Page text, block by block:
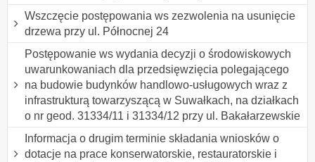
Wszczęcie postępowania ws zezwolenia na usunięcie
drzewa przy ul. Północnej 24
Postępowanie ws wydania decyzji o środowiskowych
uwarunkowaniach dla przedsięwzięcia polegającego
na budowie budynków handlowo-usługowych wraz z
infrastrukturą towarzyszącą w Suwałkach, na działkach
o nr geod. 31334/11 i 31334/12 przy ul. Bakałarzewskie
Informacja o drugim terminie składania wniosków o
dotacje na prace konserwatorskie, restauratorskie i